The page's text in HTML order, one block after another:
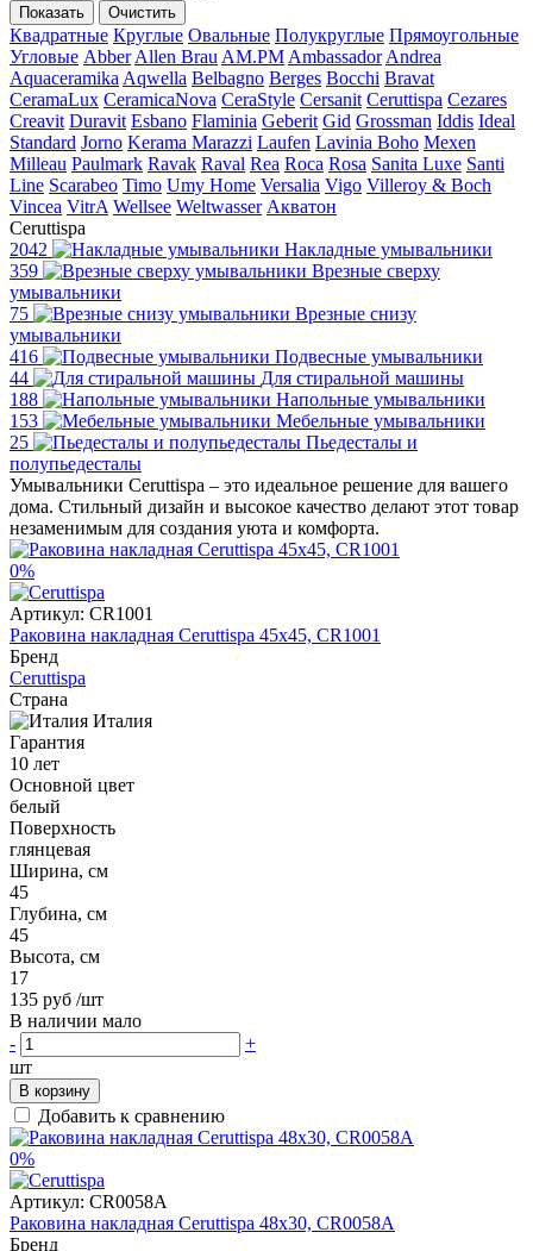
Показать Очистить
Квадратные Круглые Овальные Полукруглые Прямоугольные
Угловые Abber Allen Brau AM.PM Ambassador Andrea
Aquaceramika Aqwella Belbagno Berges Bocchi Bravat
CeramaLux CeramicaNova CeraStyle Cersanit Ceruttispa Cezares
Creavit Duravit Esbano Flaminia Geberit Gid Grossman Iddis Ideal
Standard Jorno Kerama Marazzi Laufen Lavinia Boho Mexen
Milleau Paulmark Ravak Raval Rea Roca Rosa Sanita Luxe Santi
Line Scarabeo Timo Umy Home Versalia Vigo Villeroy & Boch
Vincea VitrA Wellsee Weltwasser Акватон
Ceruttispa
2042
Накладные умывальники
359
Врезные сверху
умывальники
75
Врезные снизу
умывальники
416
Подвесные умывальники
44
Для стиральной машины
188
Напольные умывальники
153
Мебельные умывальники
25
Пьедесталы и
полупьедесталы
Умывальники Ceruttispa – это идеальное решение для вашего
дома. Стильный дизайн и высокое качество делают этот товар
незаменимым для создания уюта и комфорта.
0%
Артикул: CR1001
Раковина накладная Ceruttispa 45x45, CR1001
Бренд
Ceruttispa
Страна
Италия
Гарантия
10 лет
Основной цвет
белый
Поверхность
глянцевая
Ширина, см
45
Глубина, см
45
Высота, см
17
135 руб /шт
В наличии мало
-
+
шт
В корзину
Добавить к сравнению
0%
Артикул: CR0058A
Раковина накладная Ceruttispa 48x30, CR0058A
Бренд